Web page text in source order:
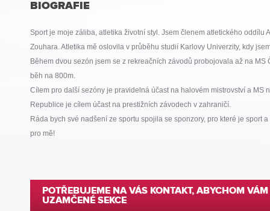
BIOGRAFIE
Sport je moje záliba, atletika životní styl. Jsem členem atletického oddílu
Zouhara. Atletika mě oslovila v průběhu studií Karlovy Univerzity, kdy
Během dvou sezón jsem se z rekreačních závodů probojovala až na
běh na 800m.
Cílem pro další sezóny je pravidelná účast na halovém mistrovství a MS
Republice je cílem účast na prestižních závodech v zahraničí.
Ráda bych své nadšení ze sportu spojila se sponzory, pro které je sport
pro mě!
POTŘEBUJEME NA VÁS KONTAKT, ABYCHOM
UZAMČENÉ SEKCE